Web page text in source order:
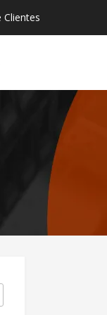
Clientes